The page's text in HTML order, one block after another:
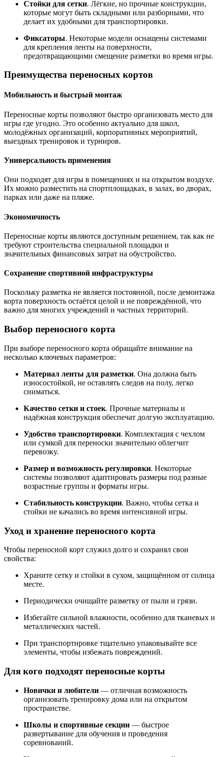
Стойки для сетки. Лёгкие, но прочные конструкции,
которые могут быть складными или разборными, что
делает их удобными для транспортировки.
Фиксаторы. Некоторые модели оснащены системами
для крепления ленты на поверхности,
предотвращающими смещение разметки во время игры.
Преимущества переносных кортов
Мобильность и быстрый монтаж
Переносные корты позволяют быстро организовать место для
игры где угодно. Это особенно актуально для школ,
молодёжных организаций, корпоративных мероприятий,
выездных тренировок и турниров.
Универсальность применения
Они подходят для игры в помещениях и на открытом воздухе.
Их можно разместить на спортплощадках, в залах, во дворах,
парках или даже на пляже.
Экономичность
Переносные корты являются доступным решением, так как не
требуют строительства специальной площадки и
значительных финансовых затрат на обустройство.
Сохранение спортивной инфраструктуры
Поскольку разметка не является постоянной, после демонтажа
корта поверхность остаётся целой и не повреждённой, что
важно для многих учреждений и частных территорий.
Выбор переносного корта
При выборе переносного корта обращайте внимание на
несколько ключевых параметров:
Материал ленты для разметки. Она должна быть
износостойкой, не оставлять следов на полу, легко
сниматься.
Качество сетки и стоек. Прочные материалы и
надёжная конструкция обеспечат долгую эксплуатацию.
Удобство транспортировки. Комплектация с чехлом
или сумкой для переноски значительно облегчит
перевозку.
Размер и возможность регулировки. Некоторые
системы позволяют адаптировать размеры под разные
возрастные группы и форматы игры.
Стабильность конструкции. Важно, чтобы сетка и
стойки не качались во время интенсивной игры.
Уход и хранение переносного корта
Чтобы переносной корт служил долго и сохранял свои
свойства:
Храните сетку и стойки в сухом, защищённом от солнца
месте.
Периодически очищайте разметку от пыли и грязи.
Избегайте сильной влажности, особенно для тканевых и
металлических частей.
При транспортировке тщательно упаковывайте все
элементы, чтобы избежать повреждений.
Для кого подходят переносные корты
Новички и любители — отличная возможность
организовать тренировку дома или на открытом
пространстве.
Школы и спортивные секции — быстрое
развертывание для обучения и проведения
соревнований.